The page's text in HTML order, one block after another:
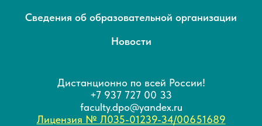
Сведения об образовательной организации
Новости
Дистанционно по всей России!
+7 937 727 00 33
faculty.dpo@yandex.ru
Лицензия № Л035-01239-34/00651689